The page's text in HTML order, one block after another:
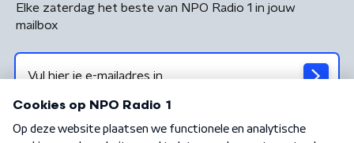
Elke zaterdag het beste van NPO Radio 1 in jouw
mailbox